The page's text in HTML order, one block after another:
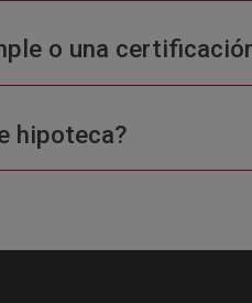
o una
hipoteca?